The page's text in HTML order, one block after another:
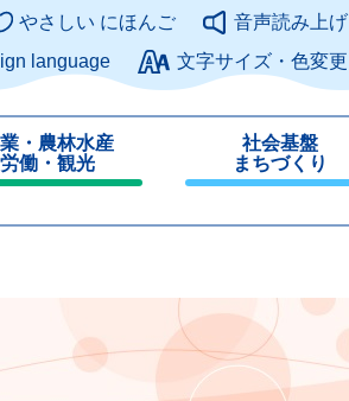
このページの本文へ
やさしい にほんご
音声読み上げ
language
文字サイズ・色変更
・農林水産
労働・観光
社会基盤
まちづくり
じ